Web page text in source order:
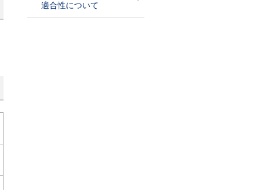
適合性について